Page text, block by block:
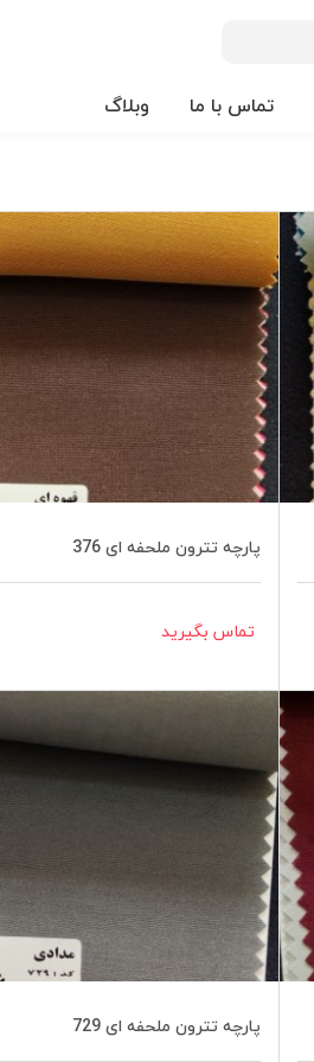
تماس با ما وبلاگ
پارچه تترون ملحفه ای 376
تماس بگیرید
پارچه تترون ملحفه ای 729